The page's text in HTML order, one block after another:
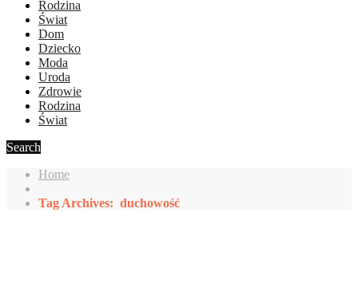
Rodzina
Świat
Dom
Dziecko
Moda
Uroda
Zdrowie
Rodzina
Świat
Search
Home
Tag Archives: duchowość